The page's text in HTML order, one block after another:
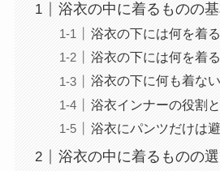
浴衣の中に着るものの
浴衣の下には何を着
浴衣の下には何を着
浴衣の下に何も着な
浴衣インナーの役割
浴衣にパンツだけは
浴衣の中に着るものの